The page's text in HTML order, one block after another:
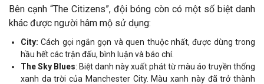
Bên cạnh “The Citizens”, đội bóng còn có một số biệt danh
khác được người hâm mộ sử dụng:
City: Cách gọi ngắn gọn và quen thuộc nhất, được dùng trong
hầu hết các trận đấu, bình luận và báo chí.
The Sky Blues: Biệt danh này xuất phát từ màu áo truyền thống
xanh da trời của Manchester City. Màu xanh này đã trở thành